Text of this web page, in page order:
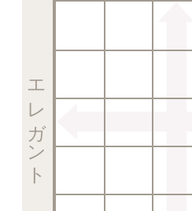
エレガント